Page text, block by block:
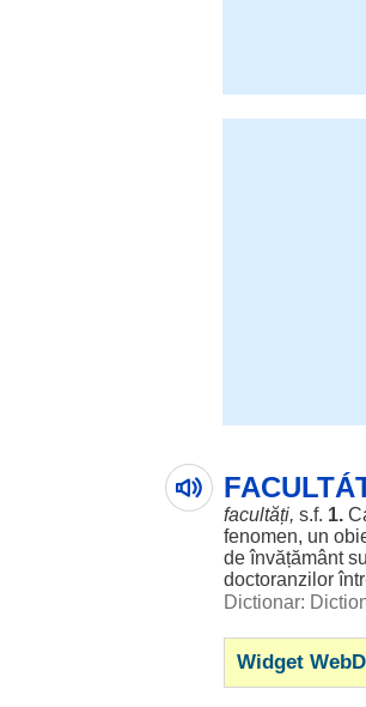
facultăți, s.f. 1.
fenomen, un
deînvățământ
doctoranzilor
Dictionar:
Widget